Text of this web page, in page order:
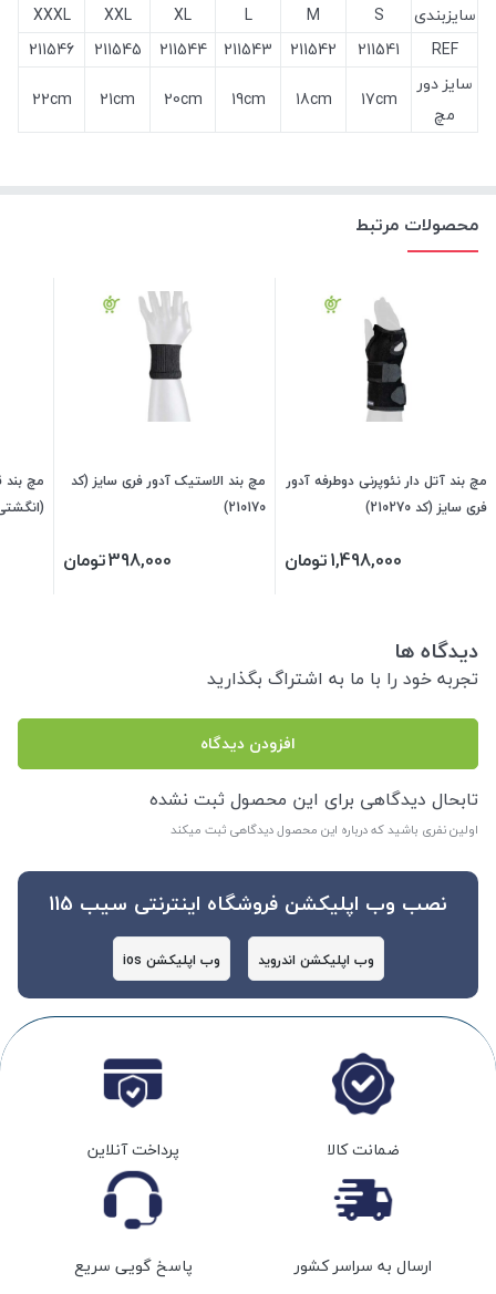
سایزبندی S
M
L
XL
XXL
XXXL
REF
211541
211542
211543
211544
211545
211546
سایز دور
مچ
17cm
18cm
19cm
20cm
21cm
22cm
محصولات مرتبط
مچ بند آتل دار نئوپرنی دوطرفه آدور
فری سایز (کد 210270)
1,498,000تومان
مچ بند الاستیک آدور فری سایز (کد
210170)
398,000تومان
مچ بند
دیدگاه ها
تجربه خود را با ما به اشتراگ بگذارید
افزودن دیدگاه
تابحال دیدگاهی برای این محصول ثبت نشده
اولین نفری باشید که درباره این محصول دیدگاهی ثبت میکند
نصب وب اپلیکشن فروشگاه اینترنتی سیب 115
وب اپلیکشن اندروید وب اپلیکشن ios
ضمانت کالا پرداخت آنلاین
ارسال به سراسر کشور پاسخ گویی سریع